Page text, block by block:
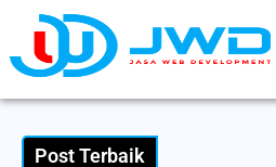
Post Terbaik